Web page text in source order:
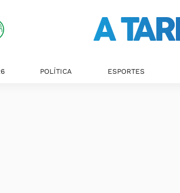
POLÍTICA ESPORTES